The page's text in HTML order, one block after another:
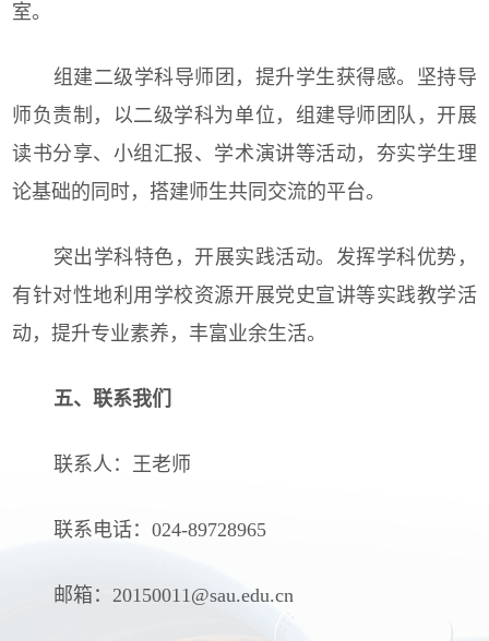
室。
组建二级学科导师团，提升学生获得感。坚持导
师负责制，以二级学科为单位，组建导师团队，开展
读书分享、小组汇报、学术演讲等活动，夯实学生理
论基础的同时，搭建师生共同交流的平台。
突出学科特色，开展实践活动。发挥学科优势，
有针对性地利用学校资源开展党史宣讲等实践教学活
动，提升专业素养，丰富业余生活。
五、联系我们
联系人：王老师
联系电话：024-89728965
邮箱：20150011@sau.edu.cn